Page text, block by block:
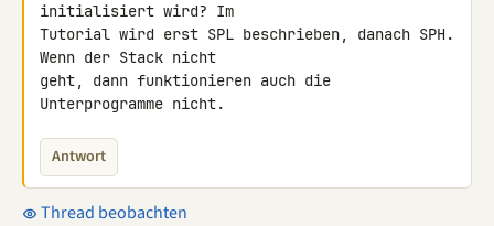
initialisiert wird? Im
Tutorial wird erst SPL beschrieben, danach SPH.
Wenn der Stack nicht
geht, dann funktionieren auch die
Unterprogramme nicht.
Antwort
Thread beobachten